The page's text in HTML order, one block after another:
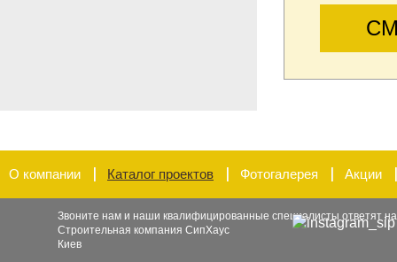
О компании Каталог проектов Фотогалерея Акции
Звоните нам и наши квалифицированные специалисты ответят
Строительная компания СипХаус
Киев